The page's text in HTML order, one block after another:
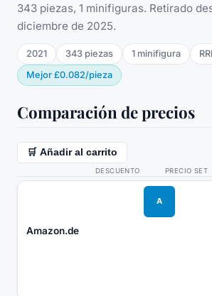
343 piezas, 1 minifiguras. Retirado
diciembre de 2025.
2021 343 piezas 1 minifigura
Mejor £0.082/pieza
Comparación de precios
🛒 Añadir al carrito
DESCUENTO PRECIO SET
A
Amazon.de